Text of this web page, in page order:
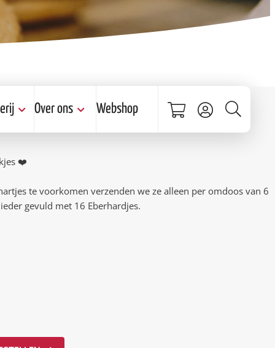
Over ons
Nieuws
Webshop
❤️
te voorkomen verzenden we ze alleen per omdoos van 6
gevuld met 16 Eberhardjes.